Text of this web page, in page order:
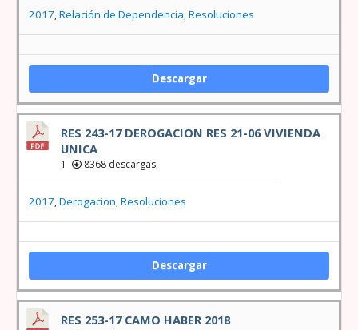
2017,Relación de Dependencia,Resoluciones
Descargar
RES 243-17 DEROGACION RES 21-06 VIVIENDA
UNICA
1 8368 descargas
2017,Derogacion,Resoluciones
Descargar
RES 253-17 CAMO HABER 2018